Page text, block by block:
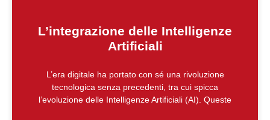
L’integrazione delle Intelligenze
Artificiali
L’era digitale ha portato con sé una rivoluzione
tecnologica senza precedenti, tra cui spicca
l’evoluzione delle Intelligenze Artificiali (AI). Queste